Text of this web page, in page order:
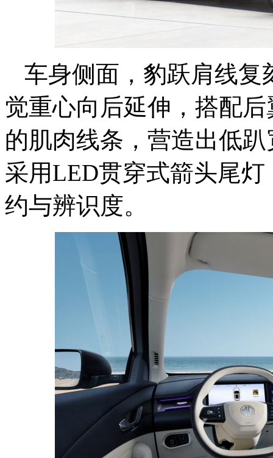
车身侧面，豹跃肩线复
觉重心向后延伸，搭配
的肌肉线条，营造出低
采用LED贯穿式箭头尾
约与辨识度。